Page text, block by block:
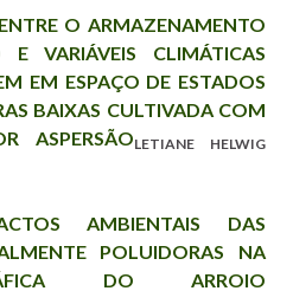
O ARMAZENAMENTO
VARIÁVEIS CLIMÁTICAS
EM ESPAÇO DE ESTADOS
BAIXAS CULTIVADA COM
ASPERSÃOLETIANE HELWIG
AMBIENTAIS DAS
POLUIDORAS NA
DO ARROIO